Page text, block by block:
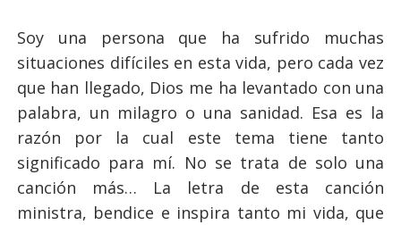
Soy una persona que ha sufrido muchas
situaciones difíciles en esta vida, pero cada vez
que han llegado, Dios me ha levantado con una
palabra, un milagro o una sanidad. Esa es la
razón por la cual este tema tiene tanto
significado para mí. No se trata de solo una
canción más… La letra de esta canción
ministra, bendice e inspira tanto mi vida, que